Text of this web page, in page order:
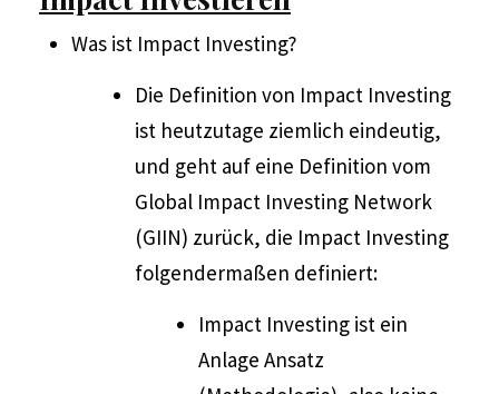
Was ist Impact Investing?
Die Definition von Impact Investing
ist heutzutage ziemlich eindeutig,
und geht auf eine Definition vom
Global Impact Investing Network
(GIIN) zurück, die Impact Investing
folgendermaßen definiert:
Impact Investing ist ein
Anlage Ansatz